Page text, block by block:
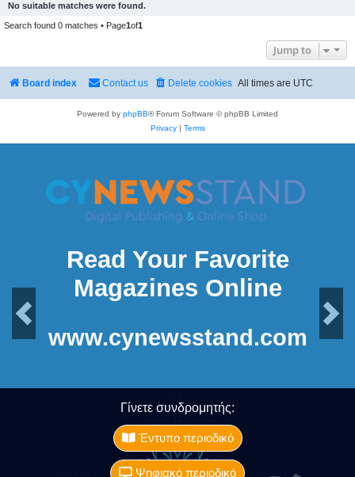
No suitable matches were found.
Search found 0 matches • Page1of1
Jump to
Board index All times are UTC
Delete cookies
Contact us
Powered by phpBB® Forum Software © phpBB Limited
Privacy| Terms
Read Your Favorite
Magazines Online
Next
www.cynewsstand.com
Γίνετε συνδρομητής:
Έντυπο περιοδικό
Ψηφιακό περιοδικό